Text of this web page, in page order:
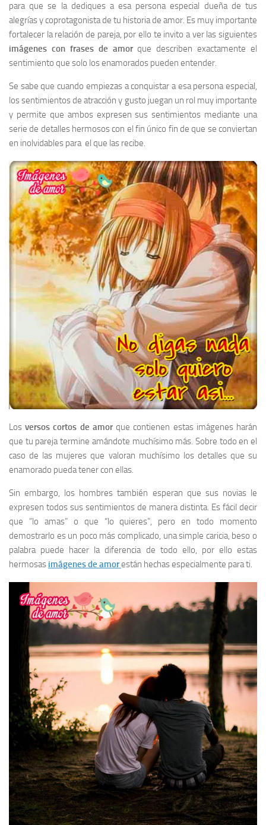
para que se la dediques a esa persona especial dueña de tus
alegrías y coprotagonista de tu historia de amor. Es muy importante
fortalecer la relación de pareja, por ello te invito a ver las siguientes
imágenes con frases de amorque describen exactamente el
sentimiento que solo los enamorados pueden entender.
Se sabe que cuando empiezas a conquistar a esa persona especial,
los sentimientos de atracción y gusto juegan un rol muy importante
y permite que ambos expresen sus sentimientos mediante una
serie de detalles hermosos con el fin único fin de que se conviertan
en inolvidables para el que las recibe.
Losversos cortos de amorque contienen estas imágenes harán
que tu pareja termine amándote muchísimo más. Sobre todo en el
caso de las mujeres que valoran muchísimo los detalles que su
enamorado pueda tener con ellas.
Sin embargo, los hombres también esperan que sus novias le
expresen todos sus sentimientos de manera distinta. Es fácil decir
que “lo amas” o que “lo quieres”, pero en todo momento
demostrarlo es un poco más complicado, una simple caricia, beso o
palabra puede hacer la diferencia de todo ello, por ello estas
hermosas imágenes de amorestán hechas especialmente para ti.